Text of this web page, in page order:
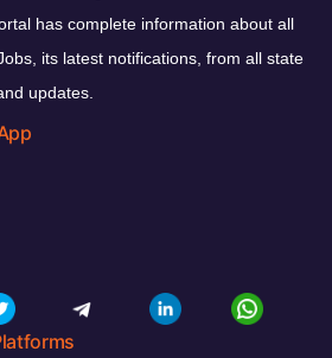
has complete information about all
its latest notifications, from all state
updates.